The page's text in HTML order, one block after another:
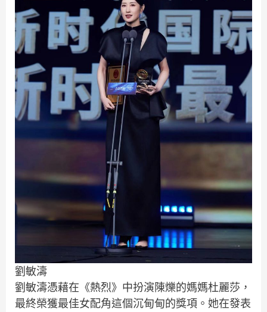
劉敏濤
劉敏濤憑藉在《熱烈》中扮演陳爍的媽媽杜麗莎，
最終榮獲最佳女配角這個沉甸甸的獎項。她在發表